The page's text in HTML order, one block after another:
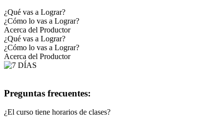
¿Qué vas a Lograr?
¿Cómo lo vas a Lograr?
Acerca del Productor
¿Qué vas a Lograr?
¿Cómo lo vas a Lograr?
Acerca del Productor
Preguntas frecuentes:
¿El curso tiene horarios de clases?